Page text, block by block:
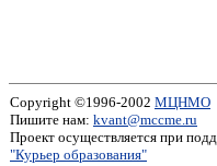
Copyright ©1996-2002 МЦНМО
Пишите нам: kvant@mccme.ru
Проект осуществляется при
"Курьер образования"